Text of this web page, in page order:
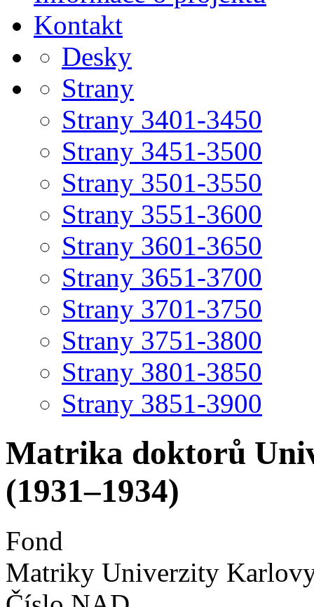
Kontakt
Desky
Strany
Strany 3401-3450
Strany 3451-3500
Strany 3501-3550
Strany 3551-3600
Strany 3601-3650
Strany 3651-3700
Strany 3701-3750
Strany 3751-3800
Strany 3801-3850
Strany 3851-3900
Matrika doktorů
(1931–1934)
Fond
Matriky Univerzity